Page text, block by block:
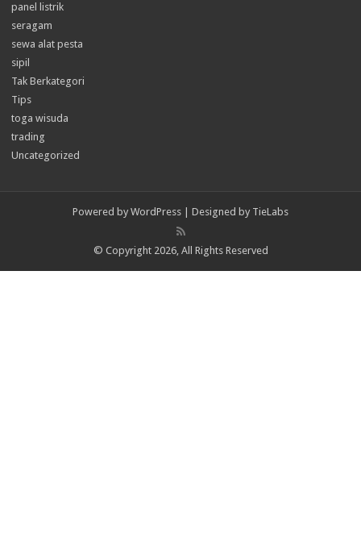
panel listrik
seragam
sewa alat pesta
sipil
Tak Berkategori
Tips
toga wisuda
trading
Uncategorized
Powered by WordPress | Designed by TieLabs
© Copyright 2026, All Rights Reserved